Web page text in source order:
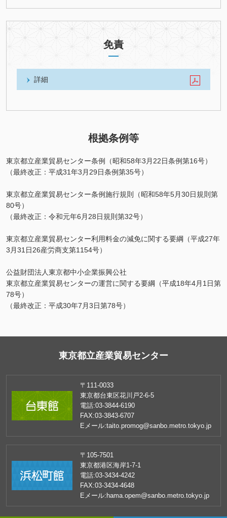
免責
詳細
根拠条例等
東京都立産業貿易センター条例（昭和58年3月22日条例第16号）
（最終改正：平成31年3月29日条例第35号）
東京都立産業貿易センター条例施行規則（昭和58年5月30日規則第
80号）
（最終改正：令和元年6月28日規則第32号）
東京都立産業貿易センター利用料金の減免に関する要綱（平成27年
3月31日26産労商支第1154号）
公益財団法人東京都中小企業振興公社
東京都立産業貿易センターの運営に関する要綱（平成18年4月1日第
78号）
（最終改正：平成30年7月3日第78号）
東京都立産業貿易センター
〒111-0033
東京都台東区花川戸2-6-5
電話:03-3844-6190
FAX:03-3843-6707
Eメール:taito.promog@sanbo.metro.tokyo.jp
〒105-7501
東京都港区海岸1-7-1
電話:03-3434-4242
FAX:03-3434-4648
Eメール: hama.opem@sanbo.metro.tokyo.jp